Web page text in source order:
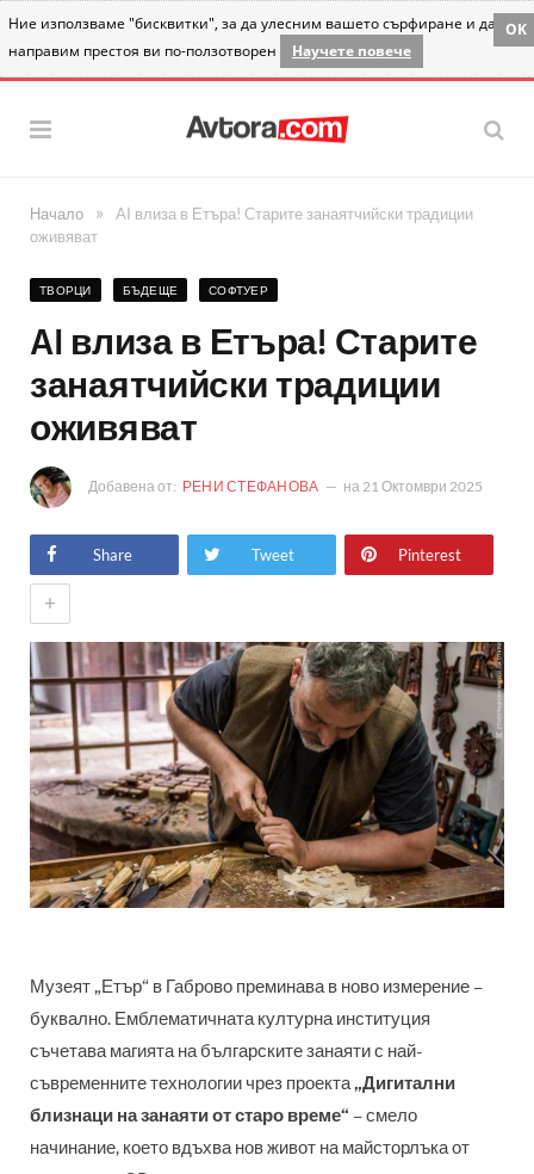
Ние използваме "бисквитки", за да улесним вашето сърфиране и да
направим престоя ви по-ползотворен
Научете повече
OK
Начало »
AI влиза в Етъра! Старите занаятчийски традиции
оживяват
ТВОРЦИ БЪДЕЩЕ СОФТУЕР
AI влиза в Етъра! Старите
занаятчийски традиции
оживяват
Добавена от: РЕНИ СТЕФАНОВА на 21 Октомври 2025
Share Tweet Pinterest
+
Музеят „Етър“ в Габрово преминава в ново измерение –
буквално. Емблематичната културна институция
съчетава магията на българските занаяти с най-
съвременните технологии чрез проекта„Дигитални
близнаци на занаяти от старо време“ – смело
начинание, което вдъхва нов живот на майсторлъка от